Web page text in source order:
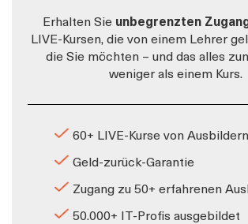
Erhalten Sie unbegrenzten
LIVE-Kursen, die von einem Lehrer
die Sie möchten – und das alles
weniger als einem Kurs.
60+ LIVE-Kurse von
Geld-zurück-Garantie
Zugang zu 50+ erfahrenen
50.000+ IT-Profis ausgebildet